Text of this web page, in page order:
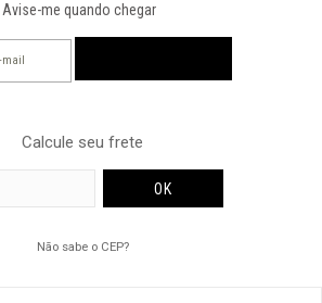
Avise-me quando chegar
Calcule seu frete
Não sabe o CEP?